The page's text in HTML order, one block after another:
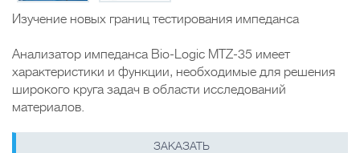
Изучение новых границ тестирования импеданса
Анализатор импеданса Bio-Logic MTZ-35 имеет
характеристики и функции, необходимые для решения
широкого круга задач в области исследований
материалов.
ЗАКАЗАТЬ